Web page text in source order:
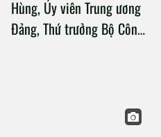
Hùng, Ủy viên Trung ương
Đảng, Thứ trưởng Bộ Công